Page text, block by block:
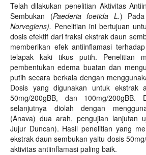
Telah dilakukan penelitian Aktivitas
Sembukan (Paederia foetida L.)
Norvegiens). Penelitian ini bertujuan
dosis efektif dari fraksi ekstrak daun
memberikan efek antiinflamasi
telapak kaki tikus putih. Penelitian
pembentukan edema buatan dan
putih secara berkala dengan
Dosis yang digunakan untuk ekstrak
50mg/200gBB, dan 100mg/200gBB.
selanjutnya diolah dengan
(Anava) dua arah, pengujian lanjutan
Jujur Duncan). Hasil penelitian yang
ekstrak daun sembukan yaitu dosis
aktivitas antiinflamasi paling baik.